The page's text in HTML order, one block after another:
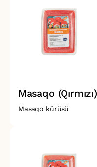
Masaqo (Qırmızı)
Masaqo kürüsü